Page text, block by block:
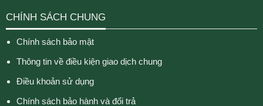
CHÍNH SÁCH CHUNG
Chính sách bảo mật
Thông tin về điều kiện giao dịch chung
Điều khoản sử dụng
Chính sách bảo hành và đổi trả